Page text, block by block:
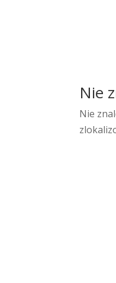
Nie
Nie